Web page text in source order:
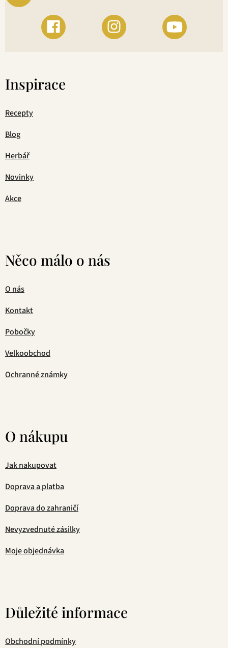
Inspirace
Recepty
Blog
Herbář
Novinky
Akce
Něco málo o nás
O nás
Kontakt
Pobočky
Velkoobchod
Ochranné známky
O nákupu
Jak nakupovat
Doprava a platba
Doprava do zahraničí
Nevyzvednuté zásilky
Moje objednávka
Důležité informace
Obchodní podmínky